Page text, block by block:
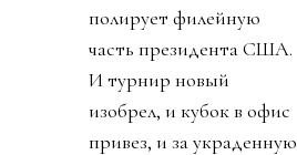
полирует филейную
часть президента США.
И турнир новый
изобрел, и кубок в офис
привез, и за украденную